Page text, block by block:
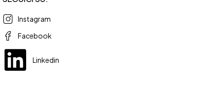
Instagram
Facebook
Linkedin